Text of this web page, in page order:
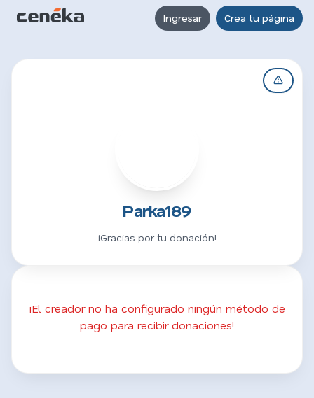
Ingresar Crea tu página
Parka189
¡Gracias por tu donación!
¡El creador no ha configurado ningún método de
pago para recibir donaciones!